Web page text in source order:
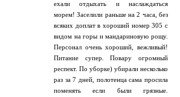
ехали отдыхать и наслаждаться
морем! Заселили раньше на 2 часа, без
всяких доплат в хороший номер 305 с
видом на горы и мандариновую рощу.
Персонал очень хороший, вежливый!
Питание супер. Повару огромный
респект. По уборке) убирали несколько
раз за 7 дней, полотенца сама просила
поменять если были грязные.